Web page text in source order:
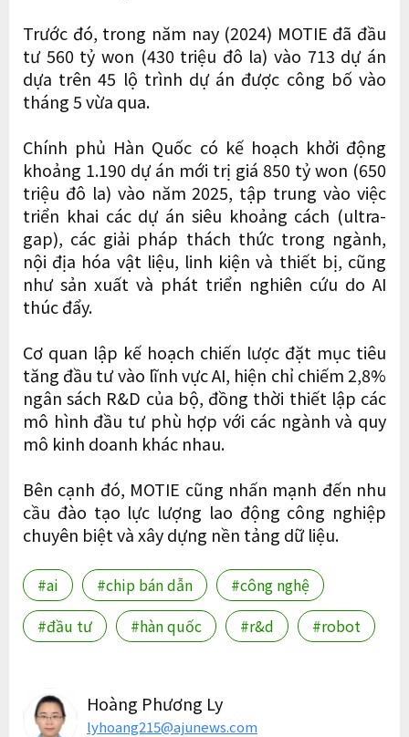
Trước đó, trong năm nay (2024) MOTIE đã đầu
tư 560 tỷ won (430 triệu đô la) vào 713 dự án
dựa trên 45 lộ trình dự án được công bố vào
tháng 5 vừa qua.
Chính phủ Hàn Quốc có kế hoạch khởi động
khoảng 1.190 dự án mới trị giá 850 tỷ won (650
triệu đô la) vào năm 2025, tập trung vào việc
triển khai các dự án siêu khoảng cách (ultra-
gap), các giải pháp thách thức trong ngành,
nội địa hóa vật liệu, linh kiện và thiết bị, cũng
như sản xuất và phát triển nghiên cứu do AI
thúc đẩy.
Cơ quan lập kế hoạch chiến lược đặt mục tiêu
tăng đầu tư vào lĩnh vực AI, hiện chỉ chiếm 2,8%
ngân sách R&D của bộ, đồng thời thiết lập các
mô hình đầu tư phù hợp với các ngành và quy
mô kinh doanh khác nhau.
Bên cạnh đó, MOTIE cũng nhấn mạnh đến nhu
cầu đào tạo lực lượng lao động công nghiệp
chuyên biệt và xây dựng nền tảng dữ liệu.
#ai #chip bán dẫn
#công nghệ
#đầu tư
#hàn quốc #r&d #robot
Hoàng Phương Ly
lyhoang215@ajunews.com